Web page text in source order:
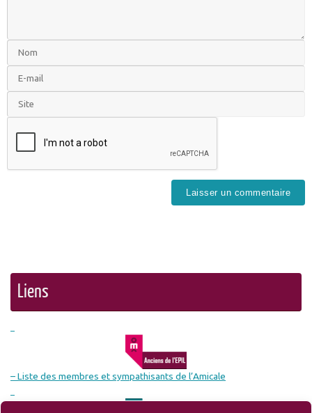
Liens
– Liste des membres et sympathisants de l’Amicale